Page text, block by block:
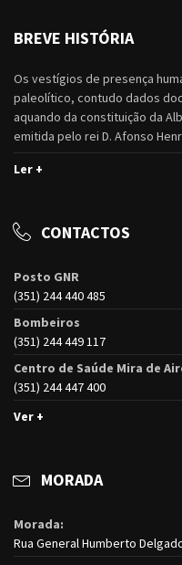
BREVE HISTÓRIA
Os vestígios de presença
paleolítico, contudo dados
aquando da constituição da
emitida pelo rei D. Afonso
Ler +
CONTACTOS
Posto GNR
(351) 244 440 485
Bombeiros
(351) 244 449 117
Centro de Saúde Mira de
(351) 244 447 400
Ver +
MORADA
Morada:
Rua General Humberto